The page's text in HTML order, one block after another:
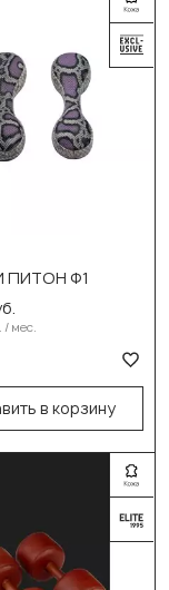
ПИТОН Ф1
/ мес.
в корзину
размер: